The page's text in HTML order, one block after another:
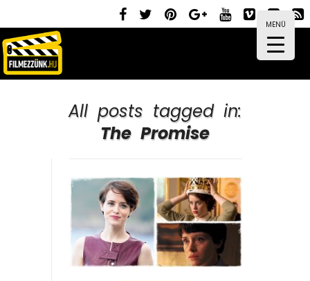
MENÜ
All posts tagged in:
The Promise